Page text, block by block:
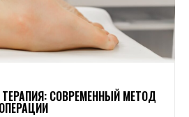
СОВРЕМЕННЫЙ МЕТОД